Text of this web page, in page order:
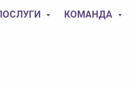
КОМАНДА